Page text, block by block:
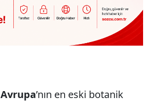
Avrupa’nın en eski botanik